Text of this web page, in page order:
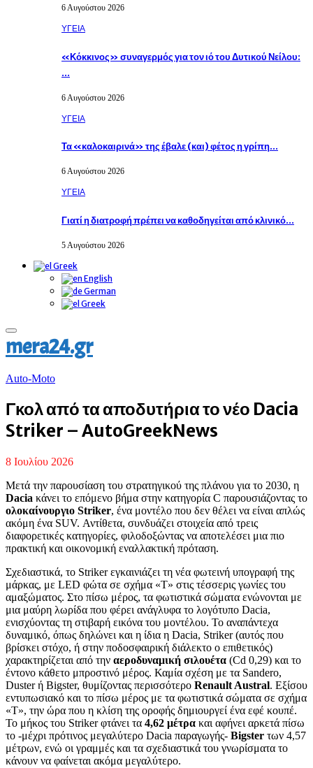
6 Αυγούστου 2026
ΥΓΕΙΑ
«Κόκκινος» συναγερμός για τον ιό του Δυτικού Νείλου:
…
6 Αυγούστου 2026
ΥΓΕΙΑ
Τα «καλοκαιρινά» της έβαλε (και) φέτος η γρίπη…
6 Αυγούστου 2026
ΥΓΕΙΑ
Γιατί η διατροφή πρέπει να καθοδηγείται από κλινικό…
5 Αυγούστου 2026
Greek
English
German
Greek
Primary
Menu
mera24.gr
Auto-Moto
Γκολ από τα αποδυτήρια το νέο Dacia
Striker – AutoGreekNews
8 Ιουλίου 2026
Μετά την παρουσίαση του στρατηγικού της πλάνου για το 2030, η
Dacia κάνει το επόμενο βήμα στην κατηγορία C παρουσιάζοντας το
ολοκαίνουργιο Striker, ένα μοντέλο που δεν θέλει να είναι απλώς
ακόμη ένα SUV. Αντίθετα, συνδυάζει στοιχεία από τρεις
διαφορετικές κατηγορίες, φιλοδοξώντας να αποτελέσει μια πιο
πρακτική και οικονομική εναλλακτική πρόταση.
Σχεδιαστικά, το Striker εγκαινιάζει τη νέα φωτεινή υπογραφή της
μάρκας, με LED φώτα σε σχήμα «Τ» στις τέσσερις γωνίες του
αμαξώματος. Στο πίσω μέρος, τα φωτιστικά σώματα ενώνονται με
μια μαύρη λωρίδα που φέρει ανάγλυφα το λογότυπο Dacia,
ενισχύοντας τη στιβαρή εικόνα του μοντέλου. Το αναπάντεχα
δυναμικό, όπως δηλώνει και η ίδια η Dacia, Striker (αυτός που
βρίσκει στόχο, ή στην ποδοσφαιρική διάλεκτο ο επιθετικός)
χαρακτηρίζεται από την αεροδυναμική σιλουέτα (Cd 0,29) και το
έντονο κάθετο μπροστινό μέρος. Καμία σχέση με τα Sandero,
Duster ή Bigster, θυμίζοντας περισσότερο Renault Austral. Εξίσου
εντυπωσιακό και το πίσω μέρος με τα φωτιστικά σώματα σε σχήμα
«Τ», την ώρα που η κλίση της οροφής δημιουργεί ένα εφέ κουπέ.
Το μήκος του Striker φτάνει τα 4,62 μέτρα και αφήνει αρκετά πίσω
το -μέχρι πρότινος μεγαλύτερο Dacia παραγωγής- Bigster των 4,57
μέτρων, ενώ οι γραμμές και τα σχεδιαστικά του γνωρίσματα το
κάνουν να φαίνεται ακόμα μεγαλύτερο.